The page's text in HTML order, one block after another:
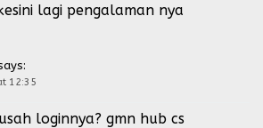
lagi pengalaman nya
12:35
loginnya? gmn hub cs